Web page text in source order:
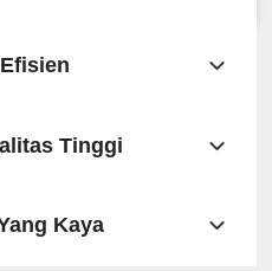
Tinggi
Kaya